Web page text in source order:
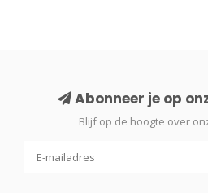
Abonneer je op
Blijf op de hoogte over